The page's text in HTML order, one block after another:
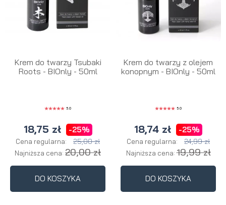
Krem do twarzy Tsubaki
Roots - BIOnly - 50ml
5.0
18,75 zł -25%
Cena regularna: 25,00 zł
Najniższa cena: 20,00 zł
DO KOSZYKA
Krem do twarzy z olejem
konopnym - BIOnly - 50ml
5.0
18,74 zł -25%
Cena regularna: 24,99 zł
Najniższa cena:19,99 zł
DO KOSZYKA